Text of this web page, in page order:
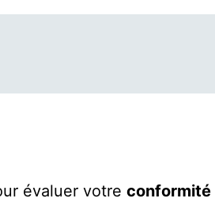
évaluer votre conformité